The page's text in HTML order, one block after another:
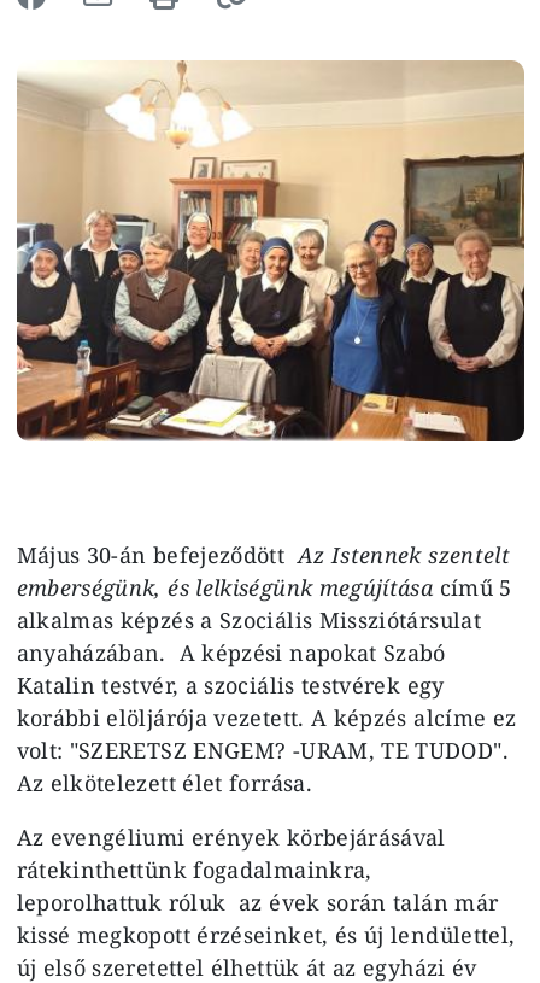
Image
Május 30-án befejeződött Az Istennek szentelt
emberségünk, és lelkiségünk megújítása című 5
alkalmas képzés a Szociális Missziótársulat
anyaházában. A képzési napokat Szabó
Katalin testvér, a szociális testvérek egy
korábbi elöljárója vezetett. A képzés alcíme ez
volt: "SZERETSZ ENGEM? -URAM, TE TUDOD".
Az elkötelezett élet forrása.
Az evengéliumi erények körbejárásával
rátekinthettünk fogadalmainkra,
leporolhattuk róluk az évek során talán már
kissé megkopott érzéseinket, és új lendülettel,
új első szeretettel élhettük át az egyházi év